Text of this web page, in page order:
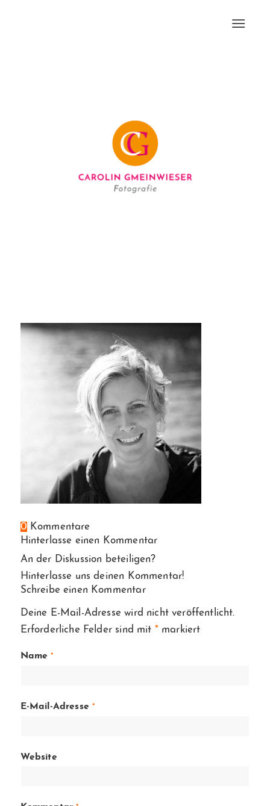
0 Kommentare
Hinterlasse einen Kommentar
An der Diskussion beteiligen?
Hinterlasse uns deinen Kommentar!
Schreibe einen Kommentar
Deine E-Mail-Adresse wird nicht veröffentlicht.
Erforderliche Felder sind mit * markiert
Name*
E-Mail-Adresse*
Website